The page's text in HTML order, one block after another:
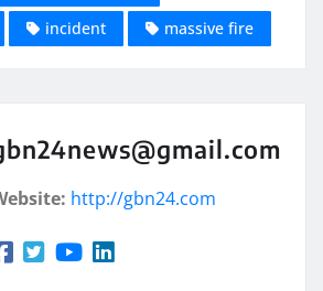
incident massive fire
http://gbn24.com